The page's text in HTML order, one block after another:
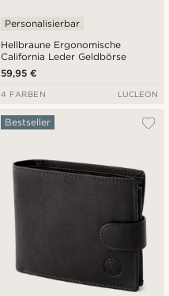
Hellbraune Ergonomische
California Leder Geldbörse
Personalisierbar
59,95 €
4 FARBEN LUCLEON
Bestseller